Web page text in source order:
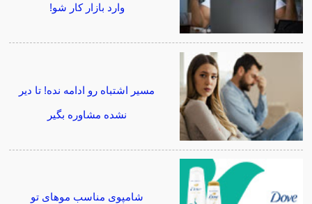
وارد بازار کار شو!
مسیر اشتباه رو ادامه نده! تا دیر
نشده مشاوره بگیر
شامپوی مناسب موهای تو